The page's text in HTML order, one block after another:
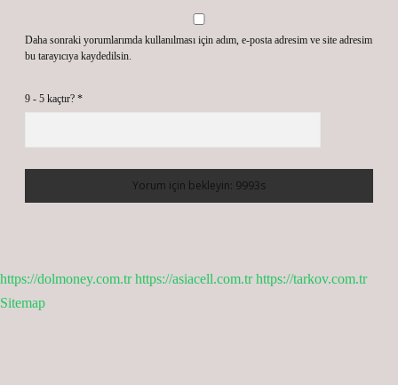
Daha sonraki yorumlarımda kullanılması için adım, e-posta adresim ve site adresim
bu tarayıcıya kaydedilsin.
9 - 5 kaçtır? *
https://dolmoney.com.tr https://asiacell.com.tr https://tarkov.com.tr
Sitemap